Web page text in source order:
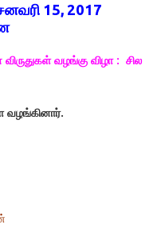
15, 2017
விருதுகள் வழங்கு விழா : சில
வழங்கினார்.